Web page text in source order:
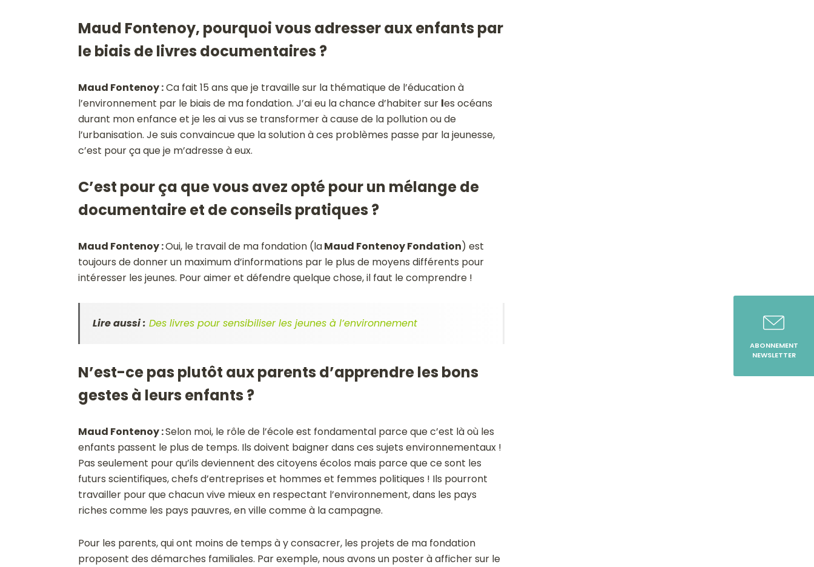
Maud Fontenoy, pourquoi vous adresser aux enfants par
le biais de livres documentaires ?
Maud Fontenoy :Ca fait 15 ans que je travaille sur la thématique de l’éducation à
l’environnement par le biais de ma fondation. J’ai eu la chance d’habiter sur les océans
durant mon enfance et je les ai vus se transformer à cause de la pollution ou de
l’urbanisation. Je suis convaincue que la solution à ces problèmes passe par la jeunesse,
c’est pour ça que je m’adresse à eux.
C’est pour ça que vous avez opté pour un mélange de
documentaire et de conseils pratiques ?
Maud Fontenoy :Oui, le travail de ma fondation (laMaud Fontenoy Fondation) est
toujours de donner un maximum d’informations par le plus de moyens différents pour
intéresser les jeunes. Pour aimer et défendre quelque chose, il faut le comprendre !
Lire aussi : Des livres pour sensibiliser les jeunes à l’environnement
N’est-ce pas plutôt aux parents d’apprendre les bons
gestes à leurs enfants ?
Maud Fontenoy :Selon moi, le rôle de l’école est fondamental parce que c’est là où les
enfants passent le plus de temps. Ils doivent baigner dans ces sujets environnementaux !
Pas seulement pour qu’ils deviennent des citoyens écolos mais parce que ce sont les
futurs scientifiques, chefs d’entreprises et hommes et femmes politiques ! Ils pourront
travailler pour que chacun vive mieux en respectant l’environnement, dans les pays
riches comme les pays pauvres, en ville comme à la campagne.
Pour les parents, qui ont moins de temps à y consacrer, les projets de ma fondation
proposent des démarches familiales. Par exemple, nous avons un poster à afficher sur le
ABONNEMENT
NEWSLETTER